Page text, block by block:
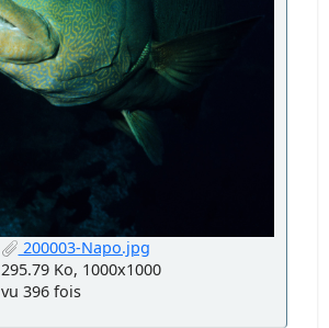
200003-Napo.jpg
295.79 Ko, 1000x1000
vu 396 fois